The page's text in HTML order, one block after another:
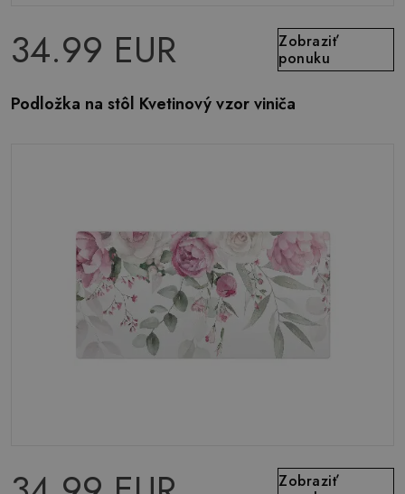
34.99 EUR
Zobraziť
ponuku
Podložka na stôl Kvetinový vzor viniča
Zobraziť